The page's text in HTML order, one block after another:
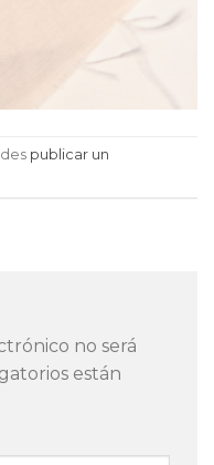
publicar un
no será
están